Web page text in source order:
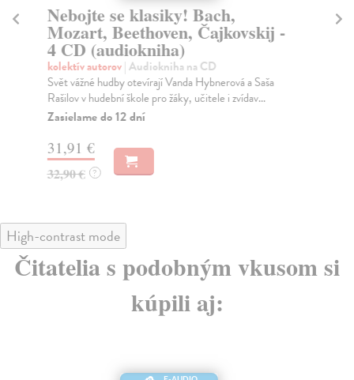
Nebojte se klasiky! Bach,
Mozart, Beethoven, Čajkovskij -
4 CD (audiokniha)
kolektív autorov| Audiokniha na CD
Svět vážné hudby otevírají Vanda Hybnerová a Saša
Rašilov v hudební škole pro žáky, učitele i zvídav...
Zasielame do 12 dní
31,91 €
32,90 € ?
High-contrast mode
Čitatelia s podobným vkusom si
kúpili aj: